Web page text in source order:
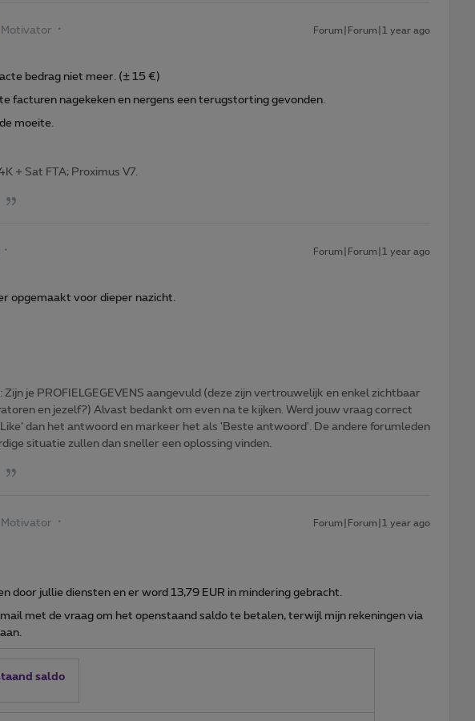
Motivator Forum|Forum|1 year ago
bedrag niet meer. (± 15 €)
facturen nagekeken en nergens een terugstorting gevonden.
moeite.
+ Sat FTA; Proximus V7.
Forum|Forum|1 year ago
opgemaakt voor dieper nazicht.
Zijn je PROFIELGEGEVENS aangevuld (deze zijn vertrouwelijk en enkel zichtbaar
en jezelf?) Alvast bedankt om even na te kijken. Werd jouw vraag correct
dan het antwoord en markeer het als 'Beste antwoord'. De andere forumleden
situatie zullen dan sneller een oplossing vinden.
Motivator Forum|Forum|1 year ago
door jullie diensten en er word 13,79 EUR in mindering gebracht.
mail met de vraag om het openstaand saldo te betalen, terwijl mijn rekeningen via
saldo